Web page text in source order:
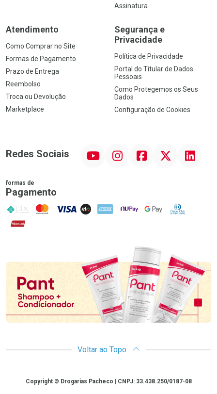
Assinatura
Atendimento
Como Comprar no Site
Formas de Pagamento
Prazo de Entrega
Reembolso
Troca ou Devolução
Marketplace
Segurança e
Privacidade
Política de Privacidade
Portal do Titular de Dados
Pessoais
Como Protegemos os Seus
Dados
Configuração de Cookies
Redes Sociais InstagramFacebook Linkedin
formas de
Pagamento
PIX MasterCard
VISA ELO AMEX NuPay Google PayDiners Club
Hipercard
Promoção em Destaque
Voltar ao Topo
CopyrightCopyright © Drogarias Pacheco | CNPJ: 33.438.250/0187-08